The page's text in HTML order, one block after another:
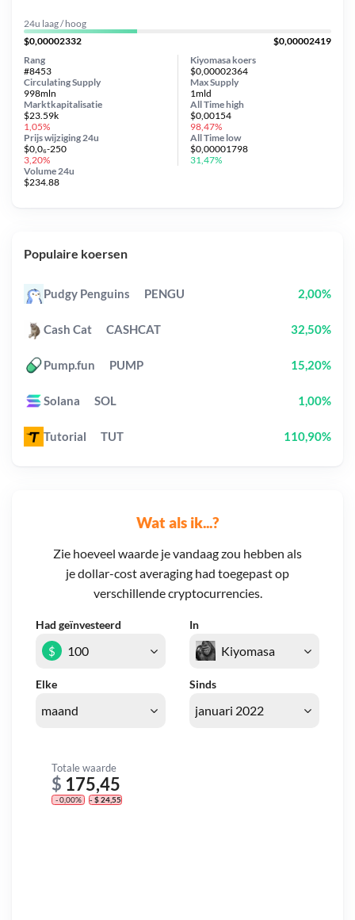
Wat als ik...?
Zie hoeveel waarde je vandaag zou hebben als
je dollar-cost averaging had toegepast op
verschillende cryptocurrencies.
Had geïnvesteerd In
Elke Sinds
$
Totale waarde
$ 175,45
- 0,00% - $ 24,55
24u laag / hoog
$0,00002332
$0,00002419
Kiyomasa koers
$0,00002364
Circulating Supply
998mln
Prijs wijziging 24u
$0,0₆-250
3,20%
Max Supply
1mld
Marktkapitalisatie
$23.59k
1,05%
Volume 24u
$234.88
Rang
#8453
All Timehigh
$0,00154
98,47%
All Time low
$0,00001798
31,47%
Populaire koersen
Pudgy Penguins PENGU 2,00%
Cash Cat CASHCAT 32,50%
Pump.fun PUMP 15,20%
Solana SOL 1,00%
Tutorial TUT 110,90%